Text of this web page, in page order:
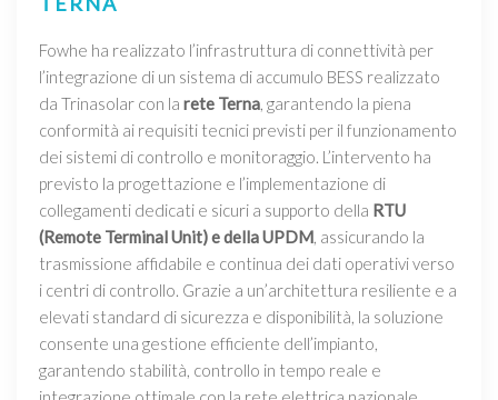
Fowhe ha realizzato l’infrastruttura di connettività per
l’integrazione di un sistema di accumulo BESS realizzato
da Trinasolar con la rete Terna, garantendo la piena
conformità ai requisiti tecnici previsti per il funzionamento
dei sistemi di controllo e monitoraggio. L’intervento ha
previsto la progettazione e l’implementazione di
collegamenti dedicati e sicuri a supporto della RTU
(Remote Terminal Unit) e della UPDM, assicurando la
trasmissione affidabile e continua dei dati operativi verso
i centri di controllo. Grazie a un’architettura resiliente e a
elevati standard di sicurezza e disponibilità, la soluzione
consente una gestione efficiente dell’impianto,
garantendo stabilità, controllo in tempo reale e